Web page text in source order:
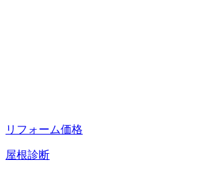
リフォーム価格
屋根診断